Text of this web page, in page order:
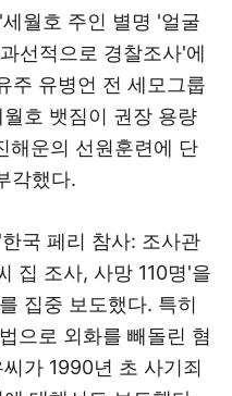
월호 주인 별명 '얼굴
선적으로 경찰조사'에
주 유병언 전 세모그룹
호 뱃짐이 권장 용량
해운의 선원훈련에 단
각했다.
국 페리 참사: 조사관
집 조사, 사망 110명'을
집중 보도했다. 특히
으로 외화를 빼돌린 혐
가 1990년 초 사기죄